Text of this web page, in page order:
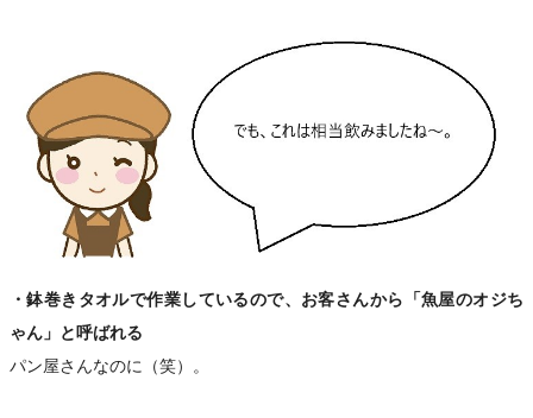
・鉢巻きタオルで作業しているので、お客さんから「魚屋のオジち
ゃん」と呼ばれる
パン屋さんなのに（笑）。